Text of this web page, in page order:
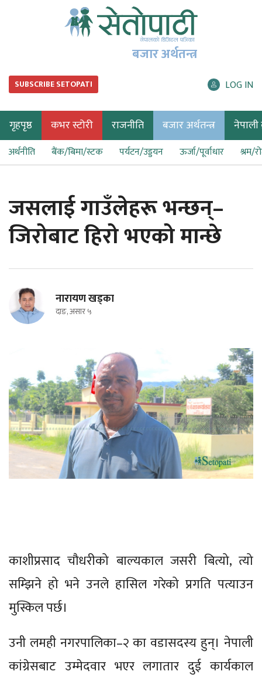
बजार अर्थतन्त्र
SUBSCRIBE SETOPATI LOG IN
गृहपृष्ठ कभर स्टोरी राजनीति बजार अर्थतन्त्र नेपाली
अर्थनीति बैंक/बिमा/स्टक पर्यटन/उड्डयन ऊर्जा/पूर्वाधार श्रम/
जसलाई गाउँलेहरू भन्छन्–
जिरोबाट हिरो भएको मान्छे
नारायण खड्का
दाङ, असार ५
काशीप्रसाद चौधरीको बाल्यकाल जसरी बित्यो, त्यो
सम्झिने हो भने उनले हासिल गरेको प्रगति पत्याउन
मुस्किल पर्छ।
उनी लमही नगरपालिका–२ का वडासदस्य हुन्। नेपाली
कांग्रेसबाट उम्मेदवार भएर लगातार दुई कार्यकाल